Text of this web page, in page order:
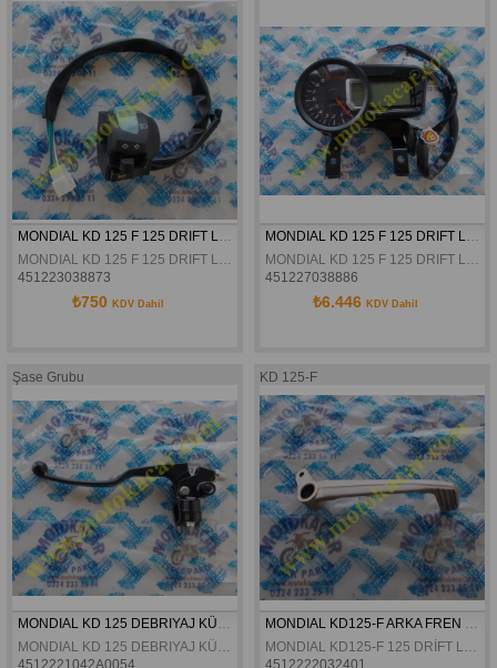
MONDIAL KD 125 F 125 DRIFT L SOL KUMANDA PANELI ORJINAL
MONDIAL KD 125 F 125 DRIFT L SOL KUMANDA PANELI ORJINAL
451223038873
₺750 KDV Dahil
MONDIAL KD 125 F 125 DRIFT L GÖSTERGE PANELI KOMPLE ORJINAL
MONDIAL KD 125 F 125 DRIFT L GÖSTERGE PANELI KOMPLE ORJINAL
451227038886
₺6.446 KDV Dahil
Şase Grubu
MONDIAL KD 125 DEBRIYAJ KÜTÜGÜ ORJINAL
MONDIAL KD 125 DEBRIYAJ KÜTÜGÜ ORJINAL
KD 125-F
MONDIAL KD125-F ARKA FREN PETALI ORJINAL
MONDIAL KD125-F 125 DRİFT L VULTURE 125 İ ARKA FREN PETALI ORJINAL